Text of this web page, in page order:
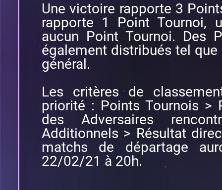
Une victoire rapporte 3
rapporte 1 Point Tournoi,
aucun Point Tournoi. Des
également distribués tel
général.
Les critères de
priorité : Points Tournois >
des Adversaires
Additionnels > Résultat
matchs de départage
22/02/21 à 20h.